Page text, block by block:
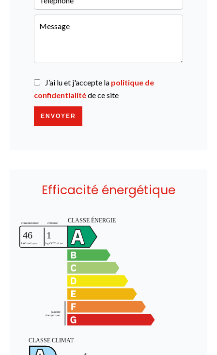
J’ai lu et j'accepte la politique de
confidentialitéde ce site
ENVOYER
Efficacité énergétique